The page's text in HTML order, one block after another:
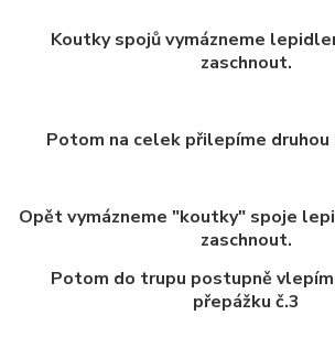
Koutky spojů vymázneme
zaschnout.
Potom na celek přilepíme druhou
Opět vymázneme "koutky" spoje
zaschnout.
Potom do trupu postupně
přepážku č.3